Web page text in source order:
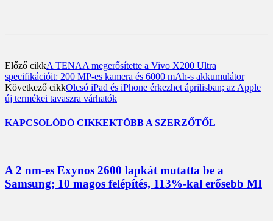
Előző cikkA TENAA megerősítette a Vivo X200 Ultra
specifikációit: 200 MP-es kamera és 6000 mAh-s akkumulátor
Következő cikkOlcsó iPad és iPhone érkezhet áprilisban; az Apple
új termékei tavaszra várhatók
KAPCSOLÓDÓ CIKKEKTÖBB A SZERZŐTŐL
A 2 nm-es Exynos 2600 lapkát mutatta be a
Samsung; 10 magos felépítés, 113%-kal erősebb MI